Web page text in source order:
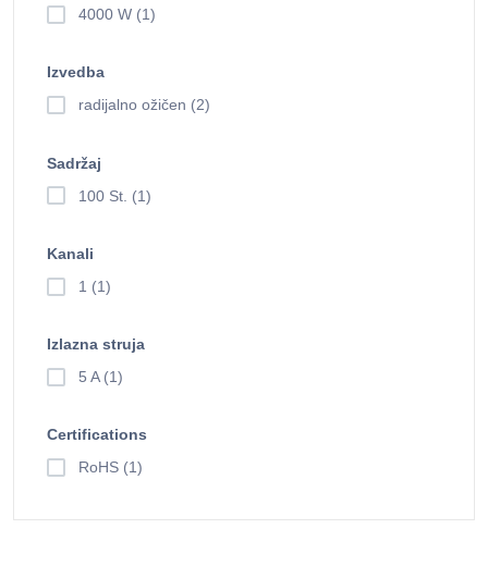
4000 W (1)
Izvedba
radijalno ožičen (2)
Sadržaj
100 St. (1)
Kanali
1 (1)
Izlazna struja
5 A (1)
Certifications
RoHS (1)